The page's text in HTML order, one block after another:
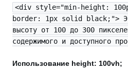
<div style="min-height:
border: 1px solid black;">
высоту от 100 до 300
содержимого и доступного
Использование height: 100vh;